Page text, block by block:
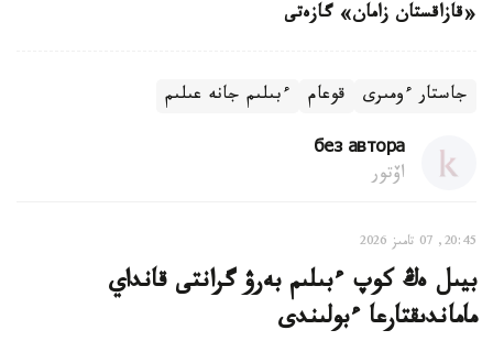
«قازاقستان زامان» گازەتى
جاستار ءومىرى قوعام ءبىلىم جانە عىلىم
без автора
اۆتور
20:45, 07 تامىز 2026
بيىل ەڭ كوپ ءبىلىم بەرۋ گرانتى قانداي
ماماندىقتارعا ءبولىندى